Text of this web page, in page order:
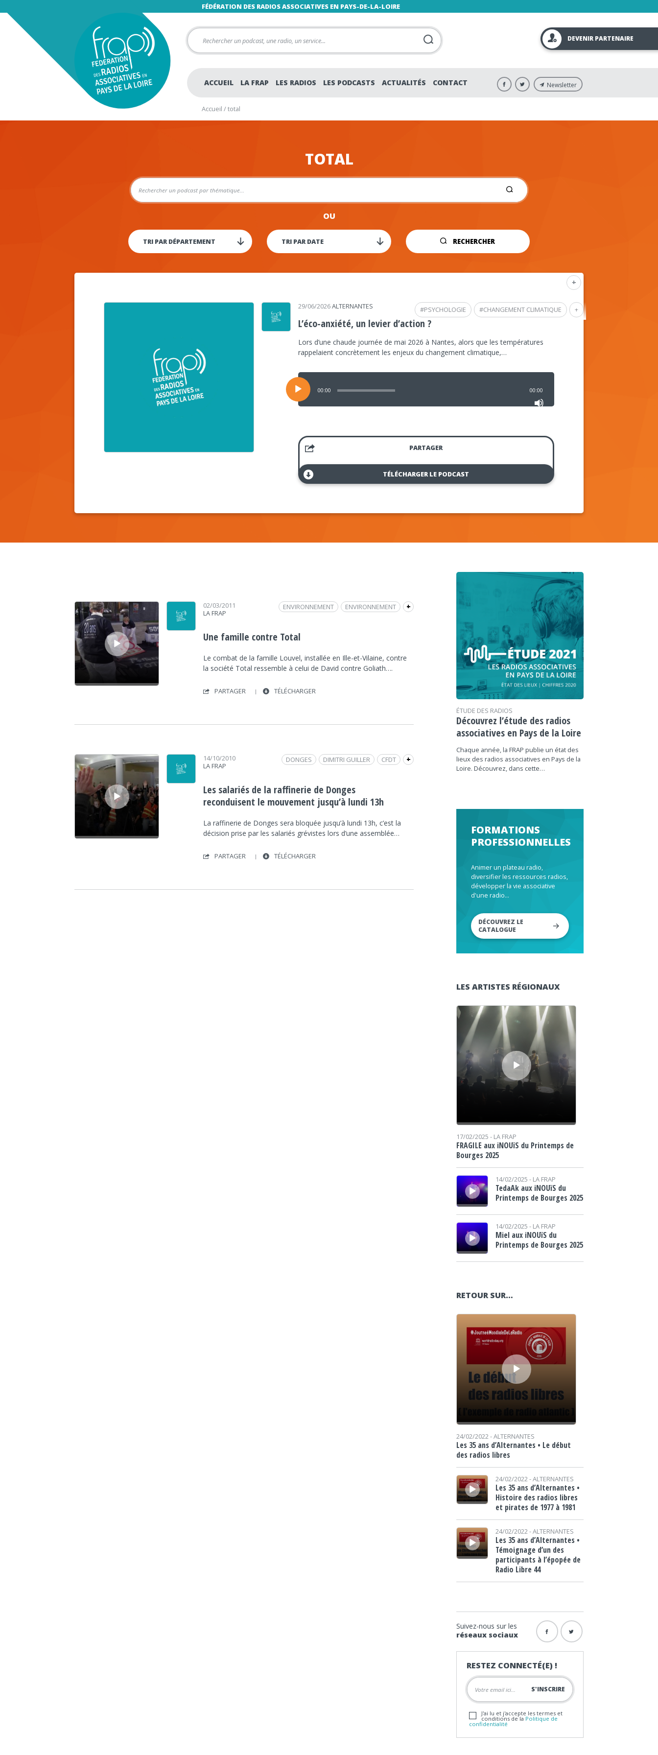
FÉDÉRATION DES RADIOS ASSOCIATIVES EN PAYS-DE-LA-LOIRE
DEVENIR PARTENAIRE
ACCUEIL LA FRAP LES RADIOS LES PODCASTS ACTUALITÉS CONTACT Newsletter
Accueil /total
TOTAL
OU
RECHERCHER
+
+
#CHANGEMENT CLIMATIQUE
#PSYCHOLOGIE
29/06/2026ALTERNANTES
L’éco-anxiété, un levier d’action ?
Lors d’une chaude journée de mai 2026 à Nantes, alors que les températures
rappelaient concrètement les enjeux du changement climatique,…
Lecteur
audio
00:00 00:00
PARTAGER
TÉLÉCHARGER LE PODCAST
Lecteur audio
02/03/2011
LA FRAP
+
ENVIRONNEMENT
ENVIRONNEMENT
SOCIÉTÉ
SOCIÉTÉ
TOTAL
Une famille contre Total
Le combat de la famille Louvel, installée en Ille-et-Vilaine, contre
la société Total ressemble à celui de David contre Goliath….
PARTAGER TÉLÉCHARGER
Lecteur audio
14/10/2010
LA FRAP
+
CFDT
DIMITRI GUILLER
DONGES
POLITIQUE
RAFINERIE
RÉFORME DES RETRAITES
SOCIÉTÉ
SOCIÉTÉ
Les salariés de la raffinerie de Donges
reconduisent le mouvement jusqu’à lundi 13h
La raffinerie de Donges sera bloquée jusqu’à lundi 13h, c’est la
décision prise par les salariés grévistes lors d’une assemblée…
PARTAGER TÉLÉCHARGER
ÉTUDE DES RADIOS
Découvrez l’étude des radios
associatives en Pays de la Loire
Chaque année, la FRAP publie un état des
lieux des radios associatives en Pays de la
Loire. Découvrez, dans cette…
FORMATIONS
PROFESSIONNELLES
Animer un plateau radio,
diversifier les ressources radios,
développer la vie associative
d'une radio...
DÉCOUVREZ LE
CATALOGUE
LES ARTISTES RÉGIONAUX
Lecteur audio
17/02/2025 - LA FRAP
FRAGILE aux iNOUïS du Printemps de
Bourges 2025
Lecteur audio
14/02/2025 - LA FRAP
TedaAk aux iNOUïS du
Printemps de Bourges 2025
Lecteur audio 14/02/2025 - LA FRAP
Miel aux iNOUïS du
Printemps de Bourges 2025
RETOUR SUR…
Lecteur audio
24/02/2022 -ALTERNANTES
Les 35 ans d’Alternantes • Le début
des radios libres
Lecteur audio
24/02/2022 -ALTERNANTES
Les 35 ans d’Alternantes •
Histoire des radios libres
et pirates de 1977 à 1981
Lecteur audio
24/02/2022 -ALTERNANTES
Les 35 ans d’Alternantes •
Témoignage d’un des
participants à l’épopée de
Radio Libre 44
Suivez-nous sur les
réseaux sociaux
RESTEZ CONNECTÉ(E) !
J'ai lu et j'accepte les termes et
conditions de la Politique de
confidentialité